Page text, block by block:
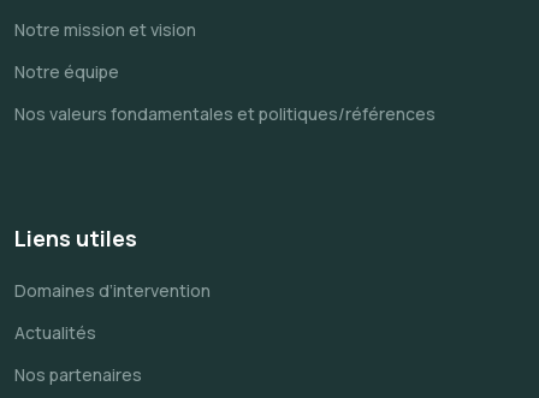
Notre mission et vision
Notre équipe
Nos valeurs fondamentales et politiques/références
Liens utiles
Domaines d’intervention
Actualités
Nos partenaires